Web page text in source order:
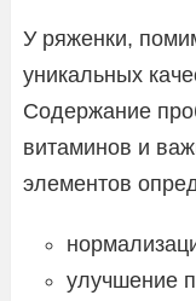
У ряженки,
уникальных
Содержание
витаминов и
элементов
улучшение